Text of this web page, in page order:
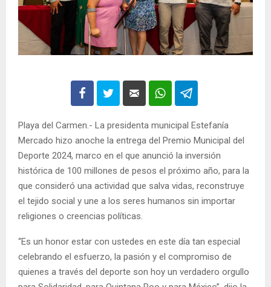
Playa del Carmen.- La presidenta municipal Estefanía
Mercado hizo anoche la entrega del Premio Municipal del
Deporte 2024, marco en el que anunció la inversión
histórica de 100 millones de pesos el próximo año, para la
que consideró una actividad que salva vidas, reconstruye
el tejido social y une a los seres humanos sin importar
religiones o creencias políticas.
“Es un honor estar con ustedes en este día tan especial
celebrando el esfuerzo, la pasión y el compromiso de
quienes a través del deporte son hoy un verdadero orgullo